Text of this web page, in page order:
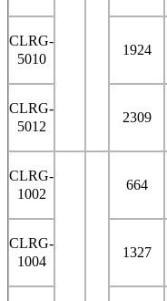
CLRG-
5010
1924
CLRG-
5012
2309
CLRG-
1002
664
CLRG-
1004
1327